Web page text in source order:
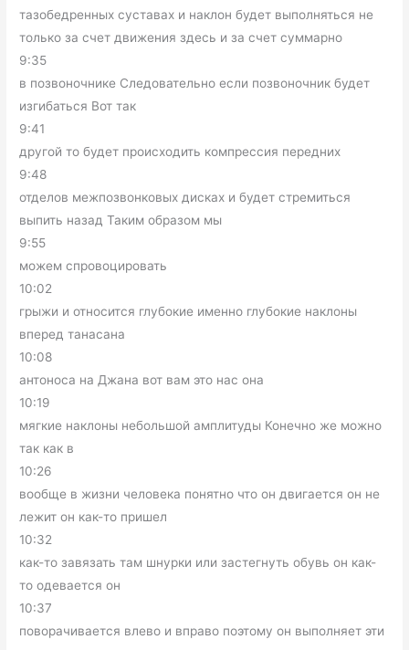
тазобедренных суставах и наклон будет выполняться не
только за счет движения здесь и за счет суммарно
9:35
в позвоночнике Следовательно если позвоночник будет
изгибаться Вот так
9:41
другой то будет происходить компрессия передних
9:48
отделов межпозвонковых дисках и будет стремиться
выпить назад Таким образом мы
9:55
можем спровоцировать
10:02
грыжи и относится глубокие именно глубокие наклоны
вперед танасана
10:08
антоноса на Джана вот вам это нас она
10:19
мягкие наклоны небольшой амплитуды Конечно же можно
так как в
10:26
вообще в жизни человека понятно что он двигается он не
лежит он как-то пришел
10:32
как-то завязать там шнурки или застегнуть обувь он как-
то одевается он
10:37
поворачивается влево и вправо поэтому он выполняет эти